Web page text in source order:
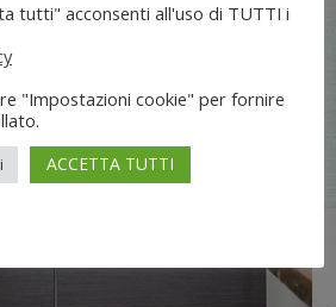
tutti" acconsenti all'uso di TUTTI i
"Impostazioni cookie" per fornire
ACCETTA TUTTI